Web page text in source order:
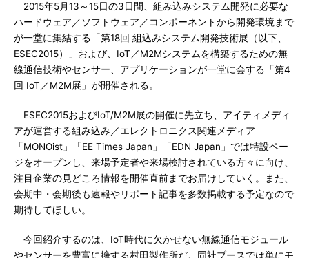
2015年5月13～15日の3日間、組み込みシステム開発に必要な
ハードウェア／ソフトウェア／コンポーネントから開発環境まで
が一堂に集結する「第18回 組込みシステム開発技術展（以下、
ESEC2015）」および、IoT／M2Mシステムを構築するための無
線通信技術やセンサー、アプリケーションが一堂に会する「第4
回 IoT／M2M展」が開催される。
ESEC2015およびIoT/M2M展の開催に先立ち、アイティメディ
アが運営する組み込み／エレクトロニクス関連メディア
「MONOist」「EE Times Japan」「EDN Japan」では特設ペー
ジをオープンし、来場予定者や来場検討されている方々に向け、
注目企業の見どころ情報を開催直前までお届けしていく。また、
会期中・会期後も速報やリポート記事を多数掲載する予定なので
期待してほしい。
今回紹介するのは、IoT時代に欠かせない無線通信モジュール
やセンサーを豊富に擁する村田製作所だ。同社ブースでは単にモ